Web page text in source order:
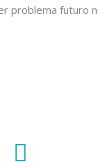
problema futuro